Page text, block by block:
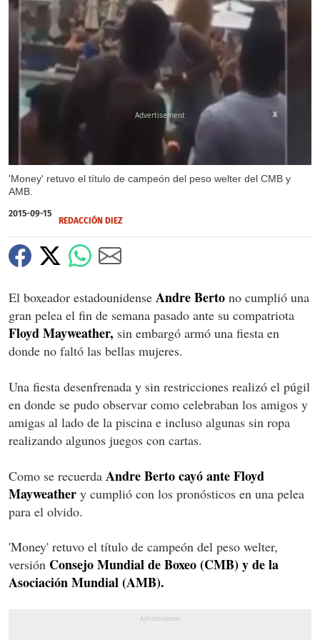
'Money' retuvo el título de campeón del peso welter del CMB y
AMB.
X
2015-09-15
REDACCIÓN DIEZ
El boxeador estadounidense Andre Berto no cumplió una
gran pelea el fin de semana pasado ante su compatriota
Floyd Mayweather, sin embargó armó una fiesta en
donde no faltó las bellas mujeres.
Una fiesta desenfrenada y sin restricciones realizó el púgil
en donde se pudo observar como celebraban los amigos y
amigas al lado de la piscina e incluso algunas sin ropa
realizando algunos juegos con cartas.
Como se recuerda Andre Berto cayó ante Floyd
Mayweather y cumplió con los pronósticos en una pelea
para el olvido.
'Money' retuvo el título de campeón del peso welter,
versión Consejo Mundial de Boxeo (CMB) y de la
Asociación Mundial (AMB).